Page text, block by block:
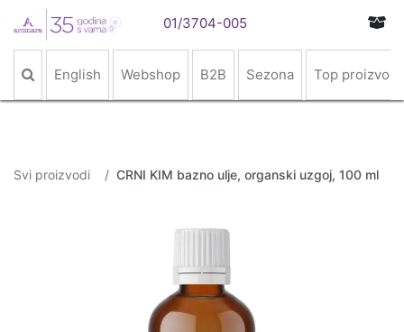
01/3704-005
English Webshop B2B Sezona Top proizvodi
Svi proizvodi CRNI KIM bazno ulje, organski uzgoj, 100 ml